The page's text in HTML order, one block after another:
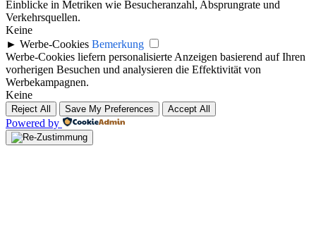
Einblicke in Metriken wie Besucheranzahl, Absprungrate und
Verkehrsquellen.
Keine
► Werbe-Cookies Bemerkung
Werbe-Cookies liefern personalisierte Anzeigen basierend auf Ihren
vorherigen Besuchen und analysieren die Effektivität von
Werbekampagnen.
Keine
Reject All Save My Preferences Accept All
Powered by